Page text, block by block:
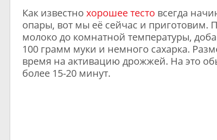
Как известно хорошее тесто всегда
опары, вот мы её сейчас и приготовим.
молоко до комнатной температуры,
100 грамм муки и немного сахарка.
время на активацию дрожжей. На это
более 15-20 минут.